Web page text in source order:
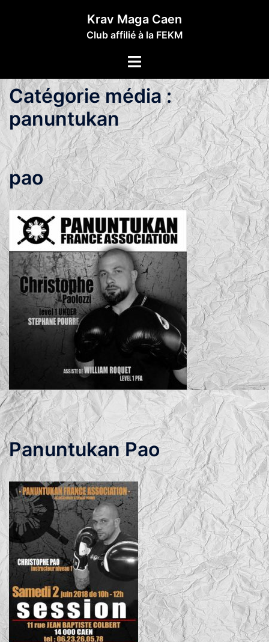
Krav Maga Caen
Club affilié à la FEKM
Ouvrir/fermer
menu
Catégorie média :
panuntukan
pao
Panuntukan Pao